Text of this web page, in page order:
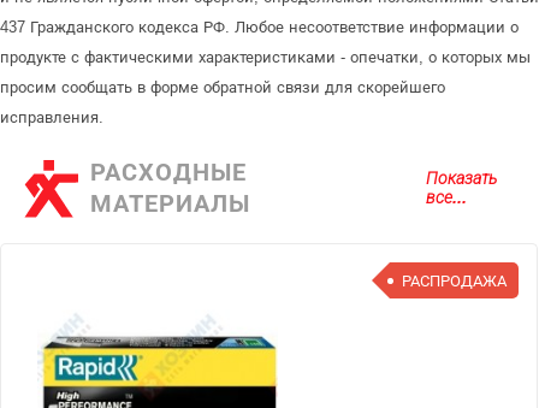
437 Гражданского кодекса РФ. Любое несоответствие информации о
продукте с фактическими характеристиками - опечатки, о которых мы
просим сообщать в форме обратной связи для скорейшего
исправления.
РАСХОДНЫЕ
МАТЕРИАЛЫ
Показать
все...
РАСПРОДАЖА